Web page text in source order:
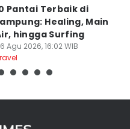
Pantai Terbaik di
Healing, Main
hingga Surfing
Agu 2026, 16:02 WIB